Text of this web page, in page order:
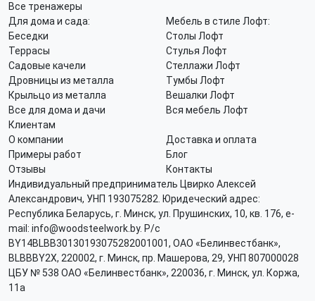
Все тренажеры
Для дома и сада:
Беседки
Террасы
Садовые качели
Дровницы из металла
Крыльцо из металла
Все для дома и дачи
Мебель в стиле Лофт:
Столы Лофт
Стулья Лофт
Стеллажи Лофт
Тумбы Лофт
Вешалки Лофт
Вся мебель Лофт
Клиентам
О компании
Доставка и оплата
Примеры работ
Блог
Отзывы
Контакты
Индивидуальный предприниматель Цвирко Алексей
Александрович, УНП 193075282. Юридеческий адрес:
Республика Беларусь, г. Минск, ул. Прушинских, 10, кв. 176, e-
mail: info@woodsteelwork.by. Р/с
BY14BLBB30130193075282001001, ОАО «Белинвестбанк»,
BLBBBY2X, 220002, г. Минск, пр. Машерова, 29, УНП 807000028
ЦБУ № 538 ОАО «Белинвестбанк», 220036, г. Минск, ул. Коржа,
11а